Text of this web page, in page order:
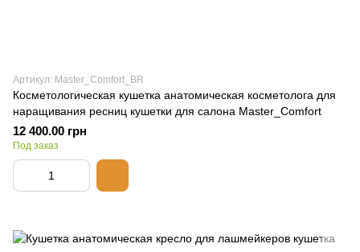
Артикул: Master_Comfort_BR
Косметологическая кушетка анатомическая косметолога для
наращивания ресниц кушетки для салона Master_Comfort
12 400.00 грн
Под заказ